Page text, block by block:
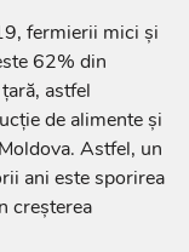
fermierii mici și
62% din
astfel
de alimente și
Astfel, un
ani este sporirea
creșterea